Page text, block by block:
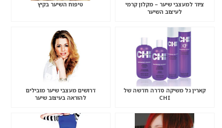
ציוד למעצבי שיער – מקלון קרמי
לעיצוב השיער
טיפוח השיער בקיץ
קארין גל משיקה סדרה חדשה של
CHI
דרושים מעצבי שיער מובילים
להוראה בעיצוב שיער